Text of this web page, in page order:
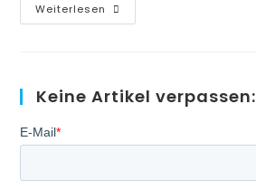
Weiterlesen Verhandlungen
Im
Doch
Nicht!
Keine Artikel verpassen: